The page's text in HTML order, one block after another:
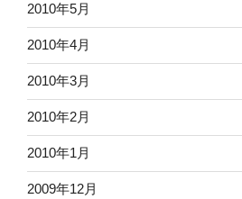
2010年5月
2010年4月
2010年3月
2010年2月
2010年1月
2009年12月